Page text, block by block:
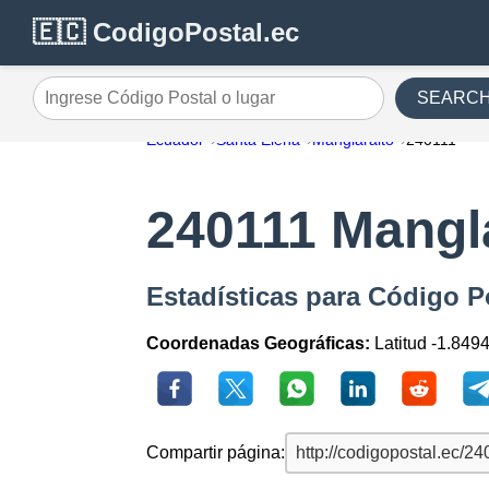
🇪🇨 CodigoPostal.ec
Ingrese Código Postal o lugar
Ecuador Santa Elena Manglaralto 240111
240111
Estadísticas para Código
Coordenadas Geográficas: Latitud -
Compartir página: